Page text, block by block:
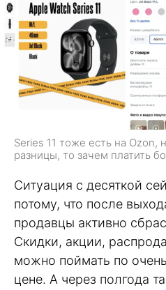
Series 11 тоже есть на
разницы, то зачем платить
Ситуация с десяткой
потому, что после
продавцы активно
Скидки, акции,
можно поймать по
цене. А через полгода